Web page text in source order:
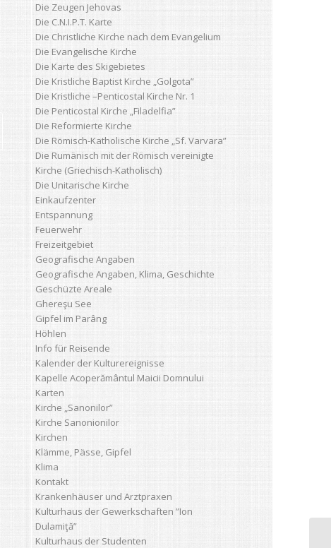
Die Zeugen Jehovas
Die C.N.I.P.T. Karte
Die Christliche Kirche nach dem Evangelium
Die Evangelische Kirche
Die Karte des Skigebietes
Die Kristliche Baptist Kirche „Golgota”
Die Kristliche –Penticostal Kirche Nr. 1
Die Penticostal Kirche „Filadelfia”
Die Reformierte Kirche
Die Römisch-Katholische Kirche „Sf. Varvara”
Die Rumänisch mit der Römisch vereinigte
Kirche (Griechisch-Katholisch)
Die Unitarische Kirche
Einkaufzenter
Entspannung
Feuerwehr
Freizeitgebiet
Geografische Angaben
Geografische Angaben, Klima, Geschichte
Geschüzte Areale
Ghereşu See
Gipfel im Parâng
Höhlen
Info für Reisende
Kalender der Kulturereignisse
Kapelle Acoperământul Maicii Domnului
Karten
Kirche „Sanonilor”
Kirche Sanonionilor
Kirchen
Klämme, Pässe, Gipfel
Klima
Kontakt
Krankenhäuser und Arztpraxen
Kulturhaus der Gewerkschaften ”Ion
Dulamiţă”
Kulturhaus der Studenten